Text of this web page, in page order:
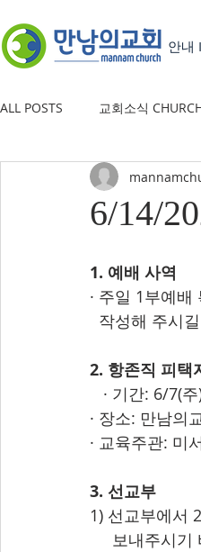
안내
ALL POSTS 교회소식
YOUTH GROUP 유초등
6/14/
1. 예배 사역
· 주일 1부예
작성해 주시
2. 항존직 피택
· 기간: 6/7(
· 장소: 만남의
· 교육주관: 미
3. 선교부
1) 선교부에
보내주시기